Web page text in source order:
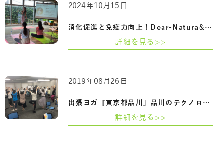
消化促進と免疫力向上！Dear-Natura&meフ…
2024年10月15日
詳細を見る>>
出張ヨガ『東京都品川』品川のテクノロジ…
2019年08月26日
詳細を見る>>